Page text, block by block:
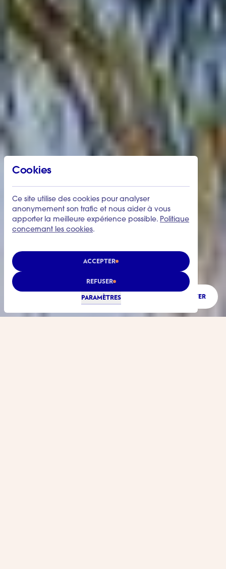
Cookies
Ce site utilise des cookies pour analyser
anonymement son trafic et nous aider à vous
apporter la meilleure expérience possible. Politique
concernant les cookies.
ACCEPTER
REFUSER
PARAMÈTRES ÉCOUTER